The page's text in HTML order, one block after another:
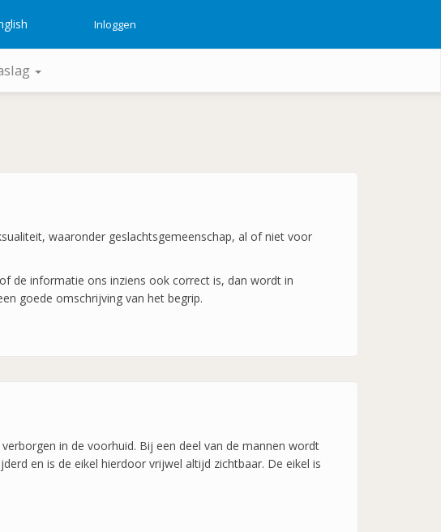
Gebruikersmenu
Inloggen
waaronder geslachtsgemeenschap, al of niet voor
de informatie ons inziens ook correct is, dan wordt in
goede omschrijving van het begrip.
in de voorhuid. Bij een deel van de mannen wordt
en is de eikel hierdoor vrijwel altijd zichtbaar. De eikel is